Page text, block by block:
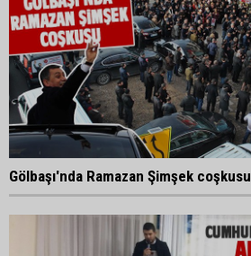
Gölbaşı'nda Ramazan Şimşek coşkusu